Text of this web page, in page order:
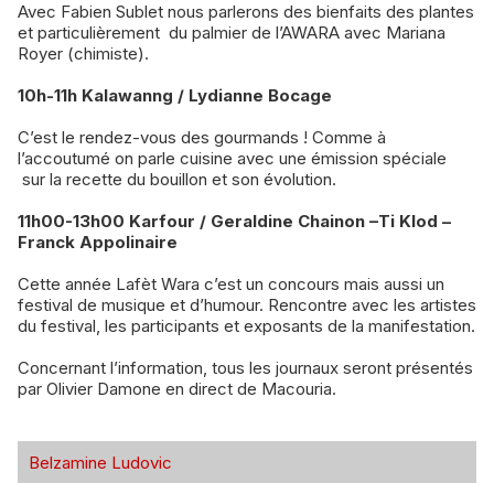
Avec Fabien Sublet nous parlerons des bienfaits des plantes
et particulièrement du palmier de l’AWARA avec Mariana
Royer (chimiste).
10h-11h Kalawanng / Lydianne Bocage
C’est le rendez-vous des gourmands ! Comme à
l’accoutumé on parle cuisine avec une émission spéciale
sur la recette du bouillon et son évolution.
11h00-13h00 Karfour / Geraldine Chainon –Ti Klod –
Franck Appolinaire
Cette année Lafèt Wara c’est un concours mais aussi un
festival de musique et d’humour. Rencontre avec les artistes
du festival, les participants et exposants de la manifestation.
Concernant l’information, tous les journaux seront présentés
par Olivier Damone en direct de Macouria.
Belzamine Ludovic